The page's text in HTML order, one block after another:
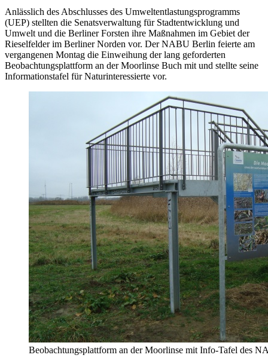
Anlässlich des Abschlusses des Umweltentlastungsprogramms
(UEP) stellten die Senatsverwaltung für Stadtentwicklung und
Umwelt und die Berliner Forsten ihre Maßnahmen im Gebiet der
Rieselfelder im Berliner Norden vor. Der NABU Berlin feierte am
vergangenen Montag die Einweihung der lang geforderten
Beobachtungsplattform an der Moorlinse Buch mit und stellte seine
Informationstafel für Naturinteressierte vor.
Beobachtungsplattform an der Moorlinse mit Info-Tafel des